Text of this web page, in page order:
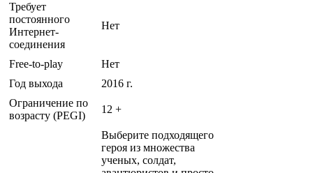
Требует
постоянного
Интернет-
соединения
Нет
Free-to-play
Нет
Год выхода
2016 г.
Ограничение по
возрасту (PEGI)
12 +
Выберите подходящего
героя из множества
ученых, солдат,